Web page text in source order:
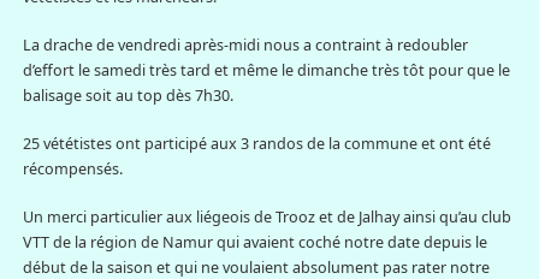
La drache de vendredi après-midi nous a contraint à redoubler
d’effort le samedi très tard et même le dimanche très tôt pour que le
balisage soit au top dès 7h30.
25 vététistes ont participé aux 3 randos de la commune et ont été
récompensés.
Un merci particulier aux liégeois de Trooz et de Jalhay ainsi qu’au club
VTT de la région de Namur qui avaient coché notre date depuis le
début de la saison et qui ne voulaient absolument pas rater notre